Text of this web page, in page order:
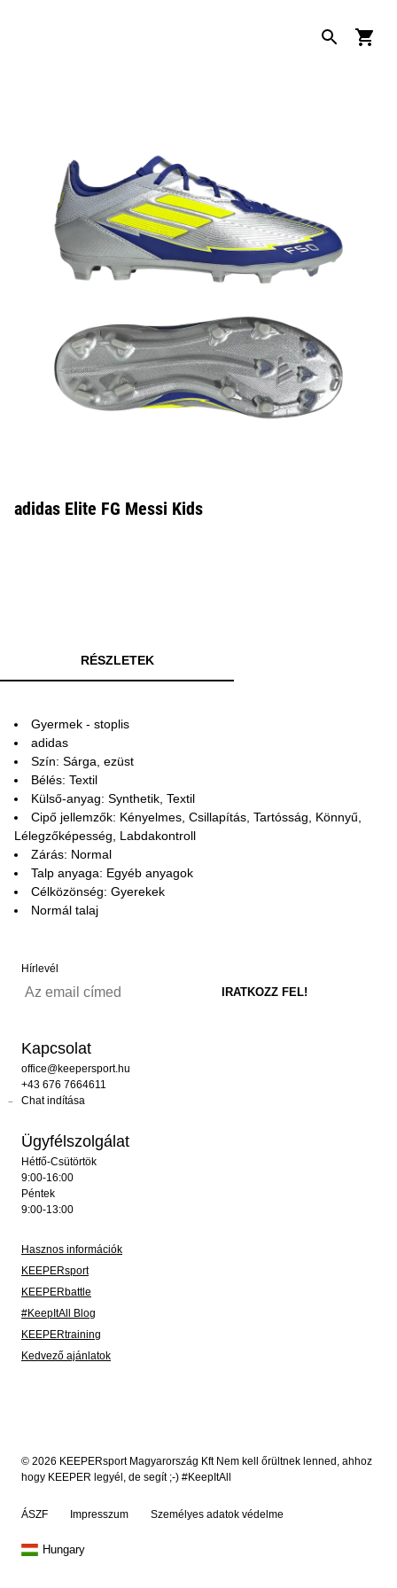
adidas Elite FG Messi Kids
RÉSZLETEK
Gyermek - stoplis
adidas
Szín: Sárga, ezüst
Bélés: Textil
Külső-anyag: Synthetik, Textil
Cipő jellemzők: Kényelmes, Csillapítás, Tartósság, Könnyű,
Lélegzőképesség, Labdakontroll
Zárás: Normal
Talp anyaga: Egyéb anyagok
Célközönség: Gyerekek
Normál talaj
Hírlevél
Kapcsolat
office@keepersport.hu
+43 676 7664611
Chat indítása
Ügyfélszolgálat
Hétfő-Csütörtök
9:00-16:00
Péntek
9:00-13:00
Hasznos információk
KEEPERsport
KEEPERbattle
#KeepItAll Blog
KEEPERtraining
Kedvező ajánlatok
© 2026 KEEPERsport Magyarország Kft Nem kell őrültnek lenned, ahhoz
hogy KEEPER legyél, de segít ;-) #KeepItAll
ÁSZF Impresszum Személyes adatok védelme
Hungary